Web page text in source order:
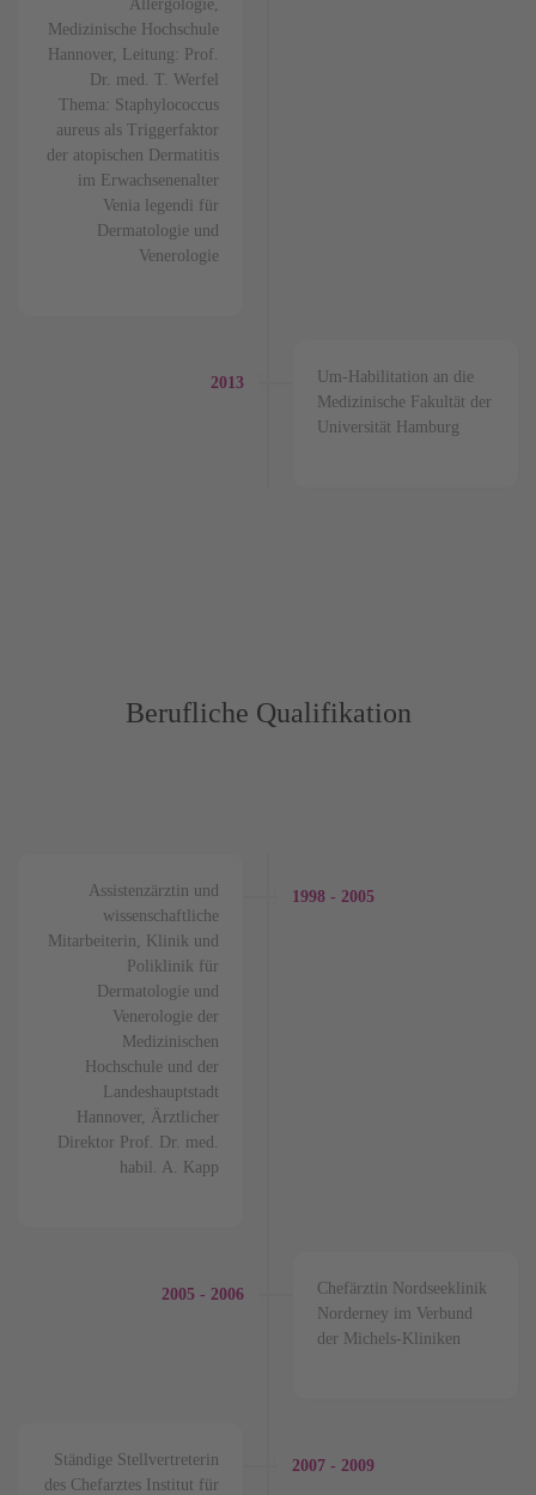
Allergologie,
Medizinische Hochschule
Hannover, Leitung: Prof.
Dr. med. T. Werfel
Thema: Staphylococcus
aureus als Triggerfaktor
der atopischen Dermatitis
im Erwachsenenalter
Venia legendi für
Dermatologie und
Venerologie
2013
Um-Habilitation an die
Medizinische Fakultät der
Universität Hamburg
Berufliche Qualifikation
1998 - 2005
Assistenzärztin und
wissenschaftliche
Mitarbeiterin, Klinik und
Poliklinik für
Dermatologie und
Venerologie der
Medizinischen
Hochschule und der
Landeshauptstadt
Hannover, Ärztlicher
Direktor Prof. Dr. med.
habil. A. Kapp
2005 - 2006
Chefärztin Nordseeklinik
Norderney im Verbund
der Michels-Kliniken
2007 - 2009
Ständige Stellvertreterin
des Chefarztes Institut für